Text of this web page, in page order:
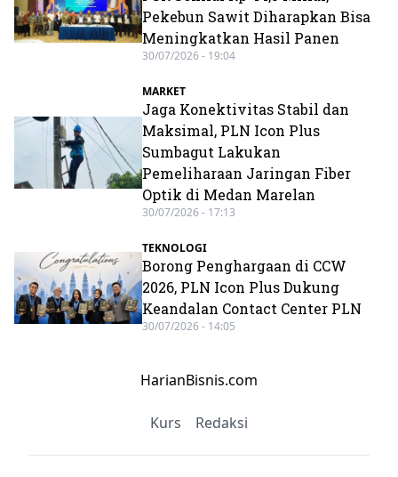
Pekebun Sawit Diharapkan Bisa
Meningkatkan Hasil Panen
30/07/2026 - 19:04
MARKET
Jaga Konektivitas Stabil dan
Maksimal, PLN Icon Plus
Sumbagut Lakukan
Pemeliharaan Jaringan Fiber
Optik di Medan Marelan
30/07/2026 - 17:13
TEKNOLOGI
Borong Penghargaan di CCW
2026, PLN Icon Plus Dukung
Keandalan Contact Center PLN
30/07/2026 - 14:05
HarianBisnis.com
Kurs Redaksi